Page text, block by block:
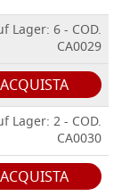
Lager: 6 - COD.
CA0029
ACQUISTA
Lager: 2 - COD.
CA0030
ACQUISTA